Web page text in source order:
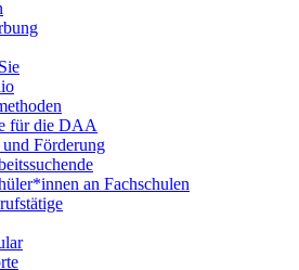
für die DAA
Förderung
an Fachschulen